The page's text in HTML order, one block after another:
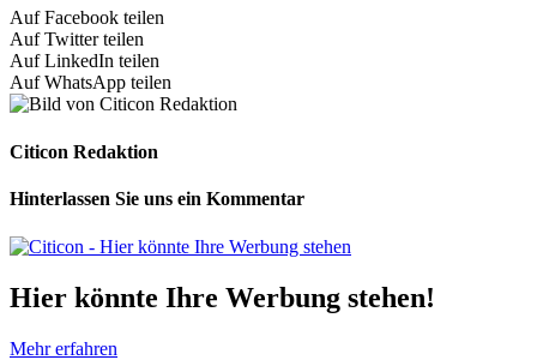
Auf Facebook teilen
Auf Twitter teilen
Auf LinkedIn teilen
Auf WhatsApp teilen
Citicon Redaktion
Hinterlassen Sie uns ein Kommentar
Hier könnte Ihre Werbung stehen!
Mehr erfahren